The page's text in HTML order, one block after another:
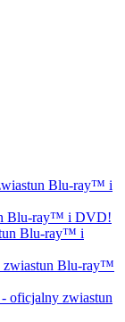
Blu-ray™ i
Blu-ray™ i DVD!
Blu-ray™ i
zwiastun Blu-ray™
oficjalny zwiastun